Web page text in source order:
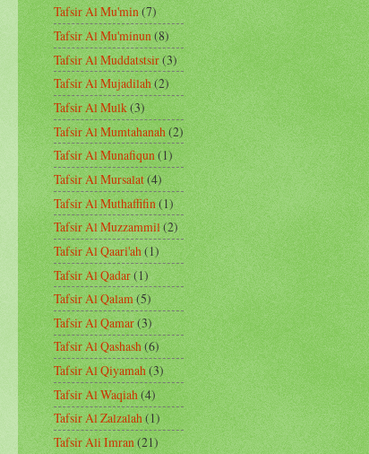
Tafsir Al Mu'min(7)
Tafsir Al Mu'minun(8)
Tafsir Al Muddatstsir(3)
Tafsir Al Mujadilah(2)
Tafsir Al Mulk(3)
Tafsir Al Mumtahanah (2)
Tafsir Al Munafiqun(1)
Tafsir Al Mursalat(4)
Tafsir Al Muthaffifin(1)
Tafsir Al Muzzammil(2)
Tafsir Al Qaari'ah(1)
Tafsir Al Qadar(1)
Tafsir Al Qalam(5)
Tafsir Al Qamar(3)
Tafsir Al Qashash(6)
Tafsir Al Qiyamah(3)
Tafsir Al Waqiah (4)
Tafsir Al Zalzalah(1)
Tafsir Ali Imran(21)